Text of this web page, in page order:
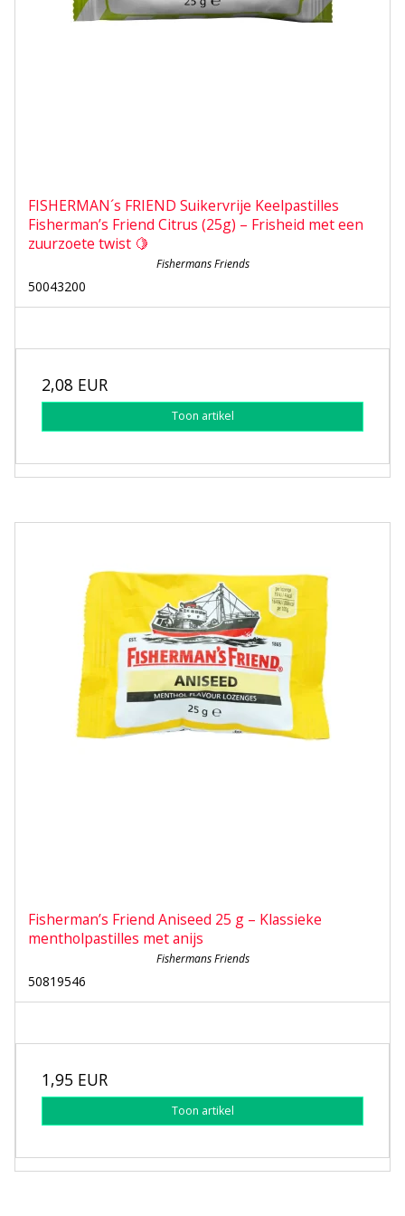
FISHERMAN´s FRIEND Suikervrije Keelpastilles
Fisherman’s Friend Citrus (25g) – Frisheid met een
zuurzoete twist 🍋
Fishermans Friends
50043200
2,08 EUR
Toon artikel
Fisherman’s Friend Aniseed 25 g – Klassieke
mentholpastilles met anijs
Fishermans Friends
50819546
1,95 EUR
Toon artikel